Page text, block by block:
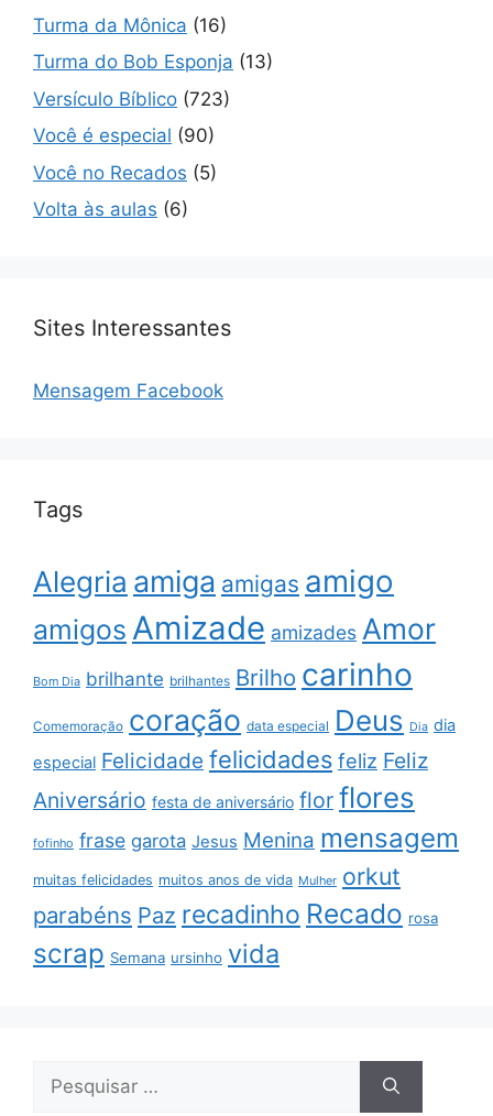
Turma da Mônica (16)
Turma do Bob Esponja (13)
Versículo Bíblico (723)
Você é especial (90)
Você no Recados (5)
Volta às aulas (6)
Sites Interessantes
Mensagem Facebook
Tags
Alegria amiga amigas amigo
amigos Amizade amizades Amor
Bom Dia brilhante brilhantes Brilho carinho
Comemoração coração data especial Deus Dia dia
especial Felicidade felicidades feliz Feliz
Aniversário festa de aniversário flor flores
fofinho frase garota Jesus Menina mensagem
muitas felicidades muitos anos de vida Mulher orkut
parabéns Paz recadinho Recado rosa
scrap Semana ursinho vida
Pesquisar